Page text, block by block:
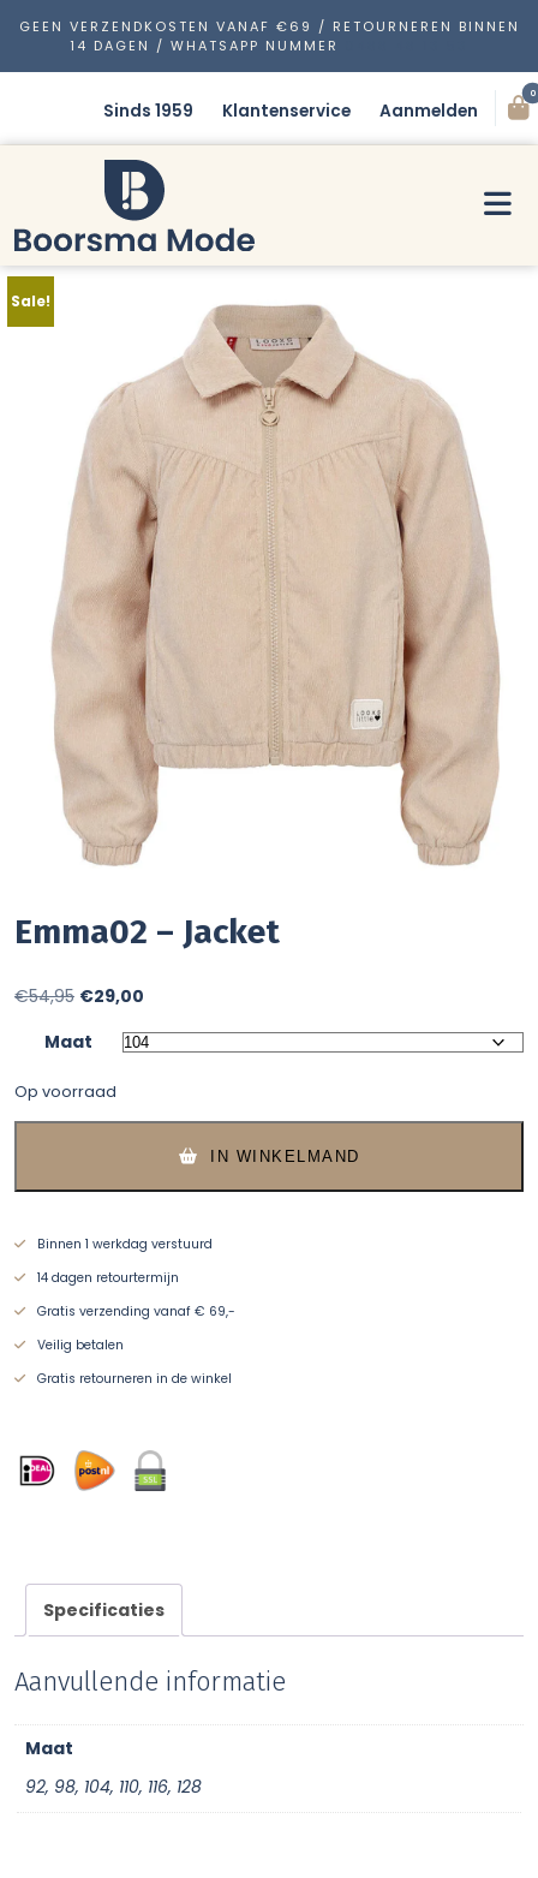
GEEN VERZENDKOSTEN VANAF €69 / RETOURNEREN BINNEN
14 DAGEN / WHATSAPP NUMMER
Sinds 1959 Klantenservice Aanmelden
0
Sale!
Emma02 – Jacket
€54,95 Oorspronkelijke
€54,95.
€29,00
prijs
Maat
Op voorraad
IN WINKELMAND
Binnen 1 werkdag verstuurd
14 dagen retourtermijn
Gratis verzending vanaf € 69,-
Veilig betalen
Gratis retourneren in de winkel
Specificaties
Aanvullende informatie
Maat
92, 98, 104, 110, 116, 128